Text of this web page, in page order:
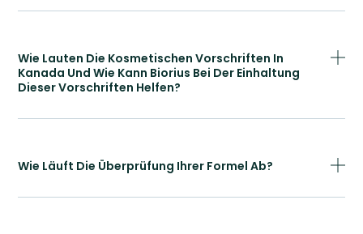
Wie Lauten Die Kosmetischen Vorschriften In
Kanada Und Wie Kann Biorius Bei Der Einhaltung
Dieser Vorschriften Helfen?
Wie Läuft Die Überprüfung Ihrer Formel Ab?